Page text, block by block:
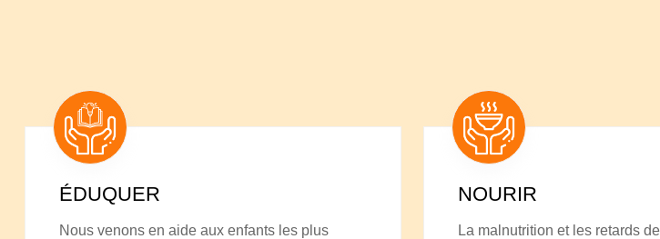
ÉDUQUER
Nous venons en aide aux enfants les plus
NOURIR
La malnutrition et les retards